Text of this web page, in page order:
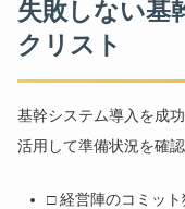
失敗しない基
クリスト
基幹システム導入を成
活用して準備状況を確認
□ 経営陣のコミッ